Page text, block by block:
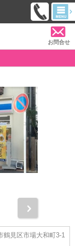
お問合せ
鶴見区市場大和町3-1